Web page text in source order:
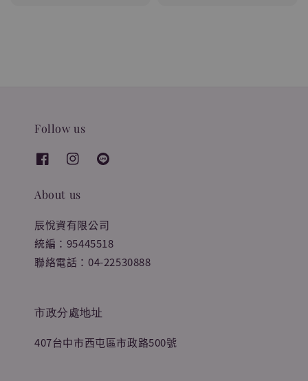
Follow us
About us
辰悅資有限公司
統編：95445518
聯絡電話：04-22530888
市政分處地址
407台中市西屯區市政路500號